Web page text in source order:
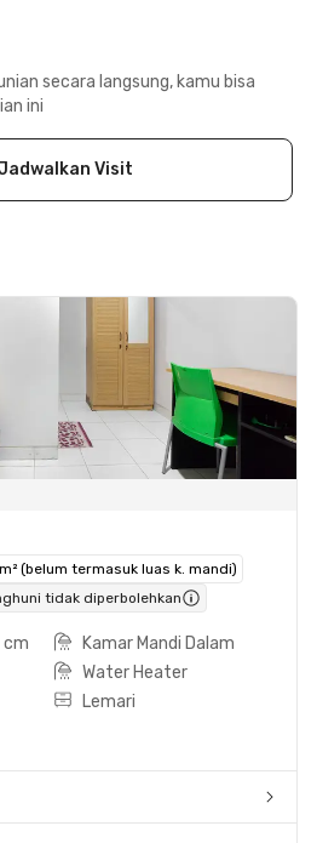
secara langsung, kamu bisa
ini
Visit
(belum termasuk luas k. mandi)
tidak diperbolehkan
cm
Kamar Mandi Dalam
Water Heater
Lemari